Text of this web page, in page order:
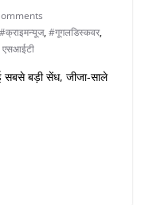
#क्राइमन्यूज,#गूगलडिस्कवर,
एसआईटी
सबसे बड़ी सेंध, जीजा-साले